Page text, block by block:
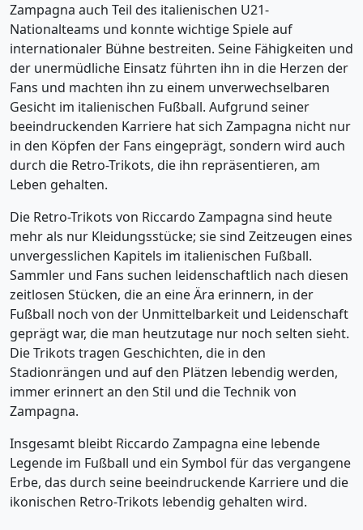
Zampagna auch Teil des italienischen U21-
Nationalteams und konnte wichtige Spiele auf
internationaler Bühne bestreiten. Seine Fähigkeiten und
der unermüdliche Einsatz führten ihn in die Herzen der
Fans und machten ihn zu einem unverwechselbaren
Gesicht im italienischen Fußball. Aufgrund seiner
beeindruckenden Karriere hat sich Zampagna nicht nur
in den Köpfen der Fans eingeprägt, sondern wird auch
durch die Retro-Trikots, die ihn repräsentieren, am
Leben gehalten.
Die Retro-Trikots von Riccardo Zampagna sind heute
mehr als nur Kleidungsstücke; sie sind Zeitzeugen eines
unvergesslichen Kapitels im italienischen Fußball.
Sammler und Fans suchen leidenschaftlich nach diesen
zeitlosen Stücken, die an eine Ära erinnern, in der
Fußball noch von der Unmittelbarkeit und Leidenschaft
geprägt war, die man heutzutage nur noch selten sieht.
Die Trikots tragen Geschichten, die in den
Stadionrängen und auf den Plätzen lebendig werden,
immer erinnert an den Stil und die Technik von
Zampagna.
Insgesamt bleibt Riccardo Zampagna eine lebende
Legende im Fußball und ein Symbol für das vergangene
Erbe, das durch seine beeindruckende Karriere und die
ikonischen Retro-Trikots lebendig gehalten wird.